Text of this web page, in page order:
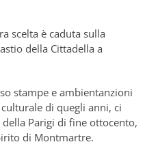
scelta è caduta sulla
della Cittadella a
stampe e ambientanzioni
di quegli anni, ci
Parigi di fine ottocento,
di Montmartre.